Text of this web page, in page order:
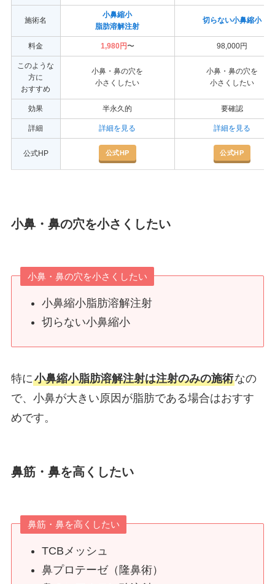
施術名
小鼻縮小
脂肪溶解注射
切らない小鼻縮小
料金 1,980円〜 98,000円
このような
方に
おすすめ
小鼻・鼻の穴を
小さくしたい
小鼻・鼻の穴を
小さくしたい
効果 半永久的 要確認
詳細 詳細を見る 詳細を見る
公式HP 公式HP 公式HP
小鼻・鼻の穴を小さくしたい
小鼻・鼻の穴を小さくしたい
小鼻縮小脂肪溶解注射
切らない小鼻縮小
特に小鼻縮小脂肪溶解注射は注射のみの施術なの
で、小鼻が大きい原因が脂肪である場合はおすす
めです。
鼻筋・鼻を高くしたい
鼻筋・鼻を高くしたい
TCBメッシュ
鼻プロテーゼ（隆鼻術）